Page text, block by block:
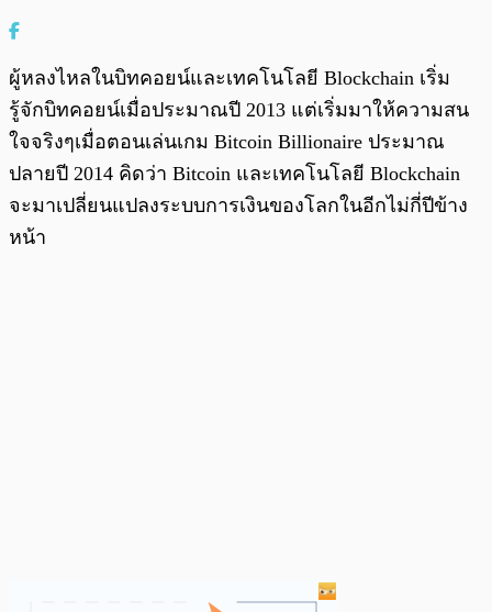
ผู้หลงไหลในบิทคอยน์และเทคโนโลยี Blockchain เริ่ม
รู้จักบิทคอยน์เมื่อประมาณปี 2013 แต่เริ่มมาให้ความสน
ใจจริงๆเมื่อตอนเล่นเกม Bitcoin Billionaire ประมาณ
ปลายปี 2014 คิดว่า Bitcoin และเทคโนโลยี Blockchain
จะมาเปลี่ยนแปลงระบบการเงินของโลกในอีกไม่กี่ปีข้าง
หน้า